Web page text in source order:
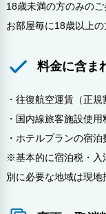
18歳未満の方のみのご
お部屋毎に18歳以上の
料金に含ま
・往復航空運賃（正規
・国内線旅客施設使
・ホテルプランの宿
※基本的に宿泊税・入
別に必要な地域は現地